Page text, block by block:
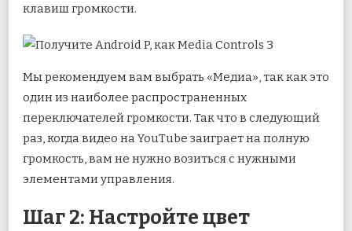
клавиш громкости.
Мы рекомендуем вам выбрать «Медиа», так как это
один из наиболее распространенных
переключателей громкости. Так что в следующий
раз, когда видео на YouTube заиграет на полную
громкость, вам не нужно возиться с нужными
элементами управления.
Шаг 2: Настройте цвет